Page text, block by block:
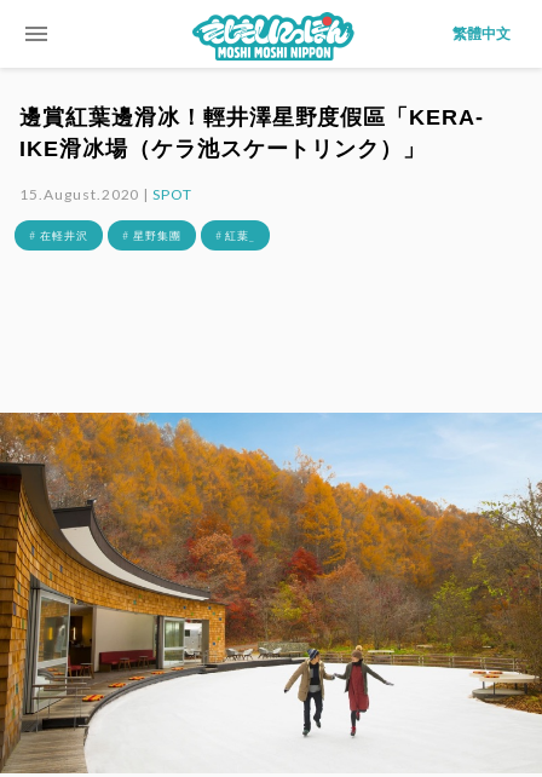
menu 繁體中文
邊賞紅葉邊滑冰！輕井澤星野度假區「KERA-
IKE滑冰場（ケラ池スケートリンク）」
15.August.2020 |SPOT
# 在軽井沢 # 星野集團 # 紅葉_